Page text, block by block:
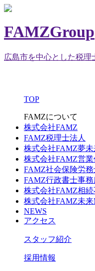
FAMZGroup
広島市を中心とした税理
TOP
FAMZについて
株式会社FAMZ
FAMZ税理士法人
株式会社FAMZ夢
株式会社FAMZ営
FAMZ社会保険労
FAMZ行政書士事務
株式会社FAMZ相
株式会社FAMZ未
NEWS
アクセス
スタッフ紹介
採用情報